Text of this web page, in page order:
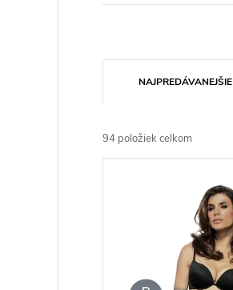
a
d
NAJPREDÁVANEJŠIE
94 položiek celkom